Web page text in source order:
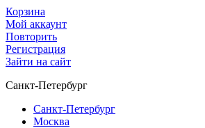
Корзина
Мой аккаунт
Повторить
Регистрация
Зайти на сайт
Санкт-Петербург
Санкт-Петербург
Москва